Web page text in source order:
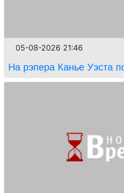
05-08-2026 21:46
На рэпера Канье Уэста